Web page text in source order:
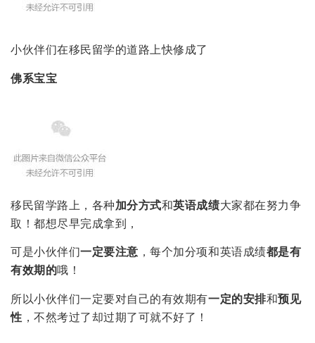
小伙伴们在移民留学的道路上快修成了
佛系宝宝
移民留学路上，各种加分方式和英语成绩大家都在努力争
取！都想尽早完成拿到，
可是小伙伴们一定要注意 ，每个加分项和英语成绩都是有
有效期的哦！
所以小伙伴们一定要对自己的有效期有一定的安排和预见
性 ，不然考过了却过期了可就不好了！